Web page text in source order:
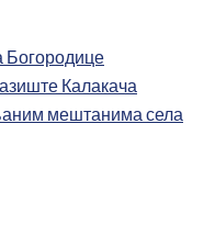
Калакача
мештанима села